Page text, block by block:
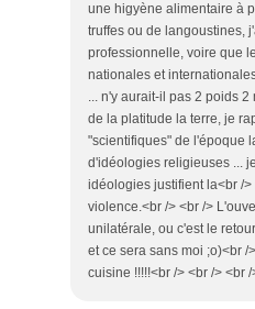
une higyène alimentaire à
truffes ou de langoustines,
professionnelle, voire que
nationales et
... n'y aurait-il pas 2 poids 2
de la platitude la terre, je
"scientifiques" de l'époque
d'idéologies religieuses ...
idéologies justifient la<br /
violence.<br /> <br />
unilatérale, ou c'est le
et ce sera sans moi ;o)<br /
cuisine !!!!!<br /> <br /> <br /